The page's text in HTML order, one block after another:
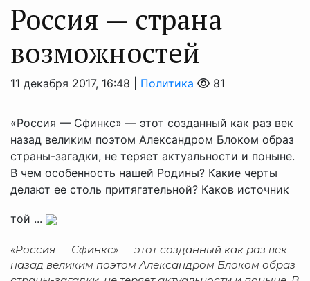
Россия — страна
возможностей
11 декабря 2017, 16:48 | Политика 81
«Россия — Сфинкс» — этот созданный как раз век
назад великим поэтом Александром Блоком образ
страны-загадки, не теряет актуальности и поныне.
В чем особенность нашей Родины? Какие черты
делают ее столь притягательной? Каков источник
той ...
«Россия — Сфинкс» — этот созданный как раз век
назад великим поэтом Александром Блоком образ